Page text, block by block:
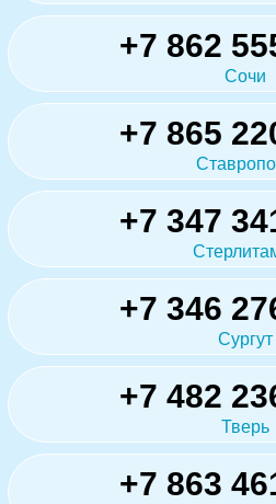
+7 862
Сочи
+7 865
+7 347
+7 346
Сургут
+7 482
Тверь
+7 863